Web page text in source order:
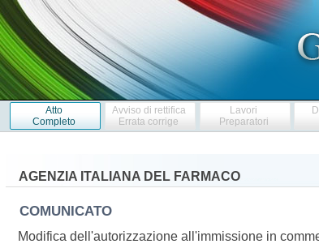
Atto
Completo
Avviso di rettifica
Errata corrige
Lavori
Preparatori
AGENZIA ITALIANA DEL FARMACO
COMUNICATO
Modifica dell'autorizzazione all'immissione in